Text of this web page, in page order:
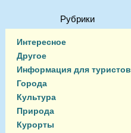
Рубрики
Интересное
Другое
Информация для туристов
Города
Культура
Природа
Курорты